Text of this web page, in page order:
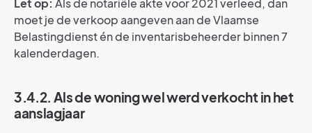
Let op: Als de notariële akte voor 2021 verleed, dan
moet je de verkoop aangeven aan de Vlaamse
Belastingdienst én de inventarisbeheerder binnen 7
kalenderdagen.
3.4.2. Als de woning wel werd verkocht in het
aanslagjaar